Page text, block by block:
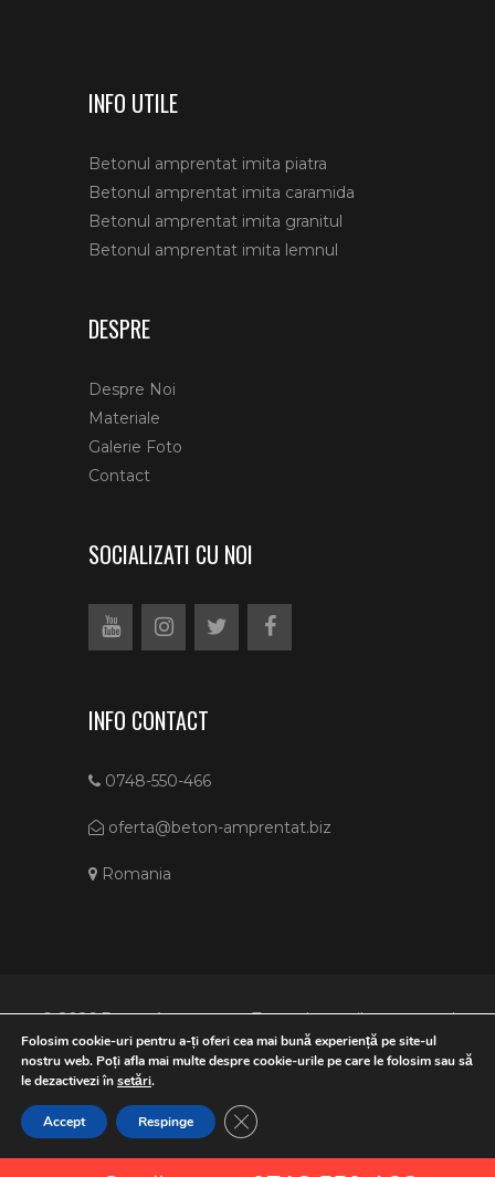
INFO UTILE
Betonul amprentat imita piatra
Betonul amprentat imita caramida
Betonul amprentat imita granitul
Betonul amprentat imita lemnul
DESPRE
Despre Noi
Materiale
Galerie Foto
Contact
SOCIALIZATI CU NOI
INFO CONTACT
0748-550-466
oferta@beton-amprentat.biz
Romania
© 2026 Beton Amprentat • Toate drepturile rezervate!
©seotm
Copierea textelor si a pozelor de pe acest site se face doar cu
acordul in scris al proprietarului! Neindeplinirea acestor
conditii va atrage dupa sine raspunderea legala conform legii
nr. 8/1996 privind dreptul de autor şi drepturile conexe.
Folosim cookie-uri pentru a-ți oferi cea mai bună experiență pe site-ul
nostru web. Poți afla mai multe despre cookie-urile pe care le folosim sau să
le dezactivezi însetări.
Accept Respinge Close GDPR Cookie Banner